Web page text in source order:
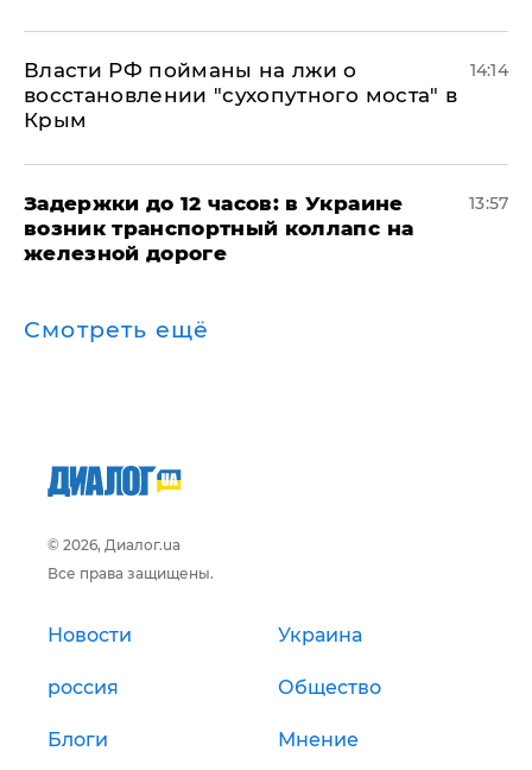
Власти РФ пойманы на лжи о
восстановлении "сухопутного моста" в
Крым
14:14
Задержки до 12 часов: в Украине
возник транспортный коллапс на
железной дороге
13:57
Смотреть ещё
© 2026, Диалог.ua
Все права защищены.
Новости Украина
россия Общество
Блоги Мнение